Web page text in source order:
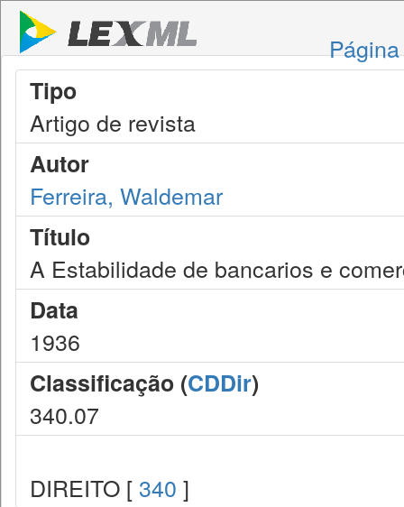
Tipo
Artigo de revista
Autor
Ferreira, Waldemar
Título
A Estabilidade de bancarios e
Data
1936
Classificação (CDDir)
340.07
DIREITO [ 340 ]